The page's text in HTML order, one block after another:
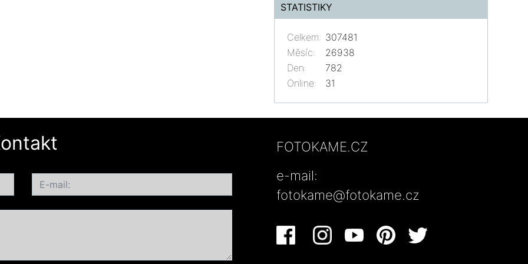
STATISTIKY
Online: 31
Celkem: 307481
Měsíc:
26938
Den:
782
FOTOKAME.CZ
e-mail:
fotokame@fotokame.cz